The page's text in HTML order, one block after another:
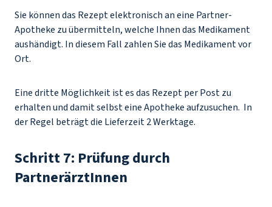
Sie können das Rezept elektronisch an eine Partner-
Apotheke zu übermitteln, welche Ihnen das Medikament
aushändigt. In diesem Fall zahlen Sie das Medikament vor
Ort.
Eine dritte Möglichkeit ist es das Rezept per Post zu
erhalten und damit selbst eine Apotheke aufzusuchen. In
der Regel beträgt die Lieferzeit 2 Werktage.
Schritt 7: Prüfung durch
PartnerärztInnen